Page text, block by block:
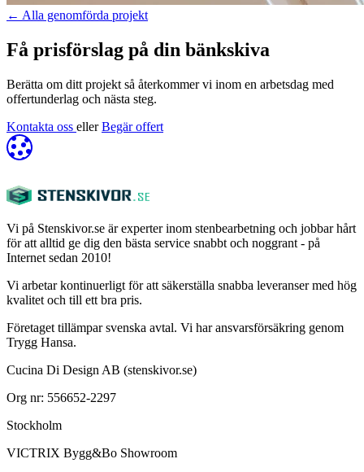
← Alla genomförda projekt
Få prisförslag på din bänkskiva
Berätta om ditt projekt så återkommer vi inom en arbetsdag med
offertunderlag och nästa steg.
Kontakta oss eller Begär offert
Vi på Stenskivor.se är experter inom stenbearbetning och jobbar hårt
för att alltid ge dig den bästa service snabbt och noggrant - på
Internet sedan 2010!
Vi arbetar kontinuerligt för att säkerställa snabba leveranser med hög
kvalitet och till ett bra pris.
Företaget tillämpar svenska avtal. Vi har ansvarsförsäkring genom
Trygg Hansa.
Cucina Di Design AB (stenskivor.se)
Org nr: 556652-2297
Stockholm
VICTRIX Bygg&Bo Showroom